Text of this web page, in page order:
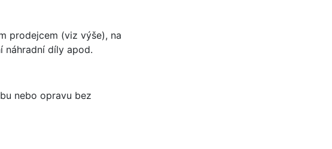
prodejcem (viz výše), na
náhradní díly apod.
nebo opravu bez